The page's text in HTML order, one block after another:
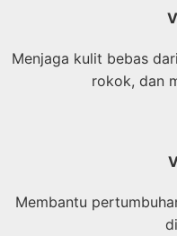
Menjaga kulit bebas
rokok, dan
Membantu